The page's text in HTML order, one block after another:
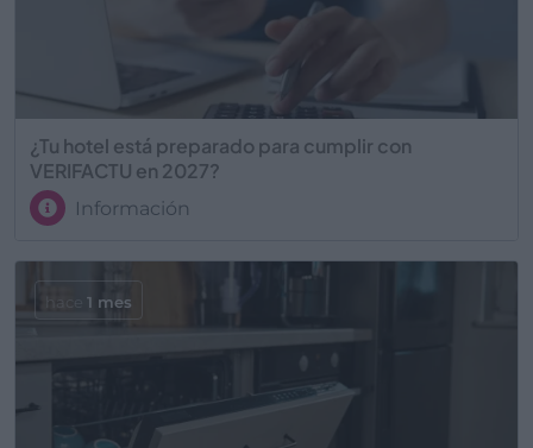
¿Tu hotel está preparado para cumplir con
VERIFACTU en 2027?
Información
1 mes